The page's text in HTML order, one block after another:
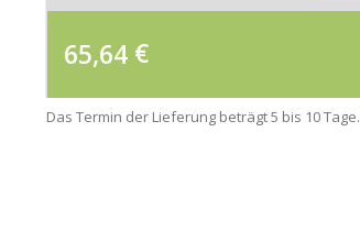
65,64 €
Das Termin der Lieferung beträgt 5 bis 10 Tage.